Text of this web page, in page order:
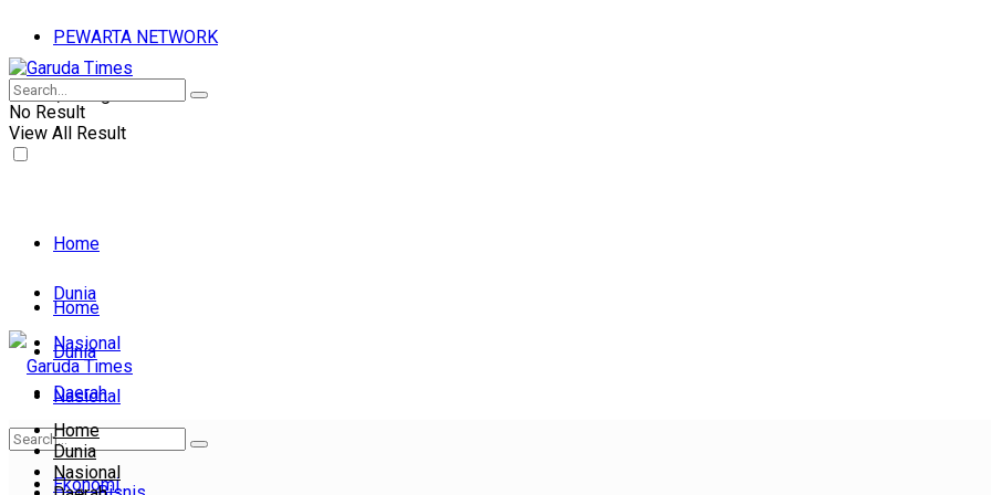
PEWARTA NETWORK
Kamis, 06 Agu 2026
No Result
View All Result
Home
Dunia
Nasional
Daerah
Ekonomi
Home
Dunia
Nasional
Daerah
Ekonomi
Home
Dunia
Nasional